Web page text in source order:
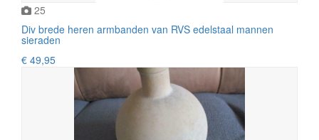
25
Div brede heren armbanden van RVS edelstaal mannen
sieraden
€ 49,95